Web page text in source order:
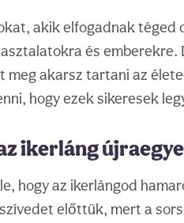
akik elfogadnak téged
és emberekre.
meg akarsz tartani az
hogy ezek sikeresek
ikerláng
hogy az ikerlángod
előttük, mert a